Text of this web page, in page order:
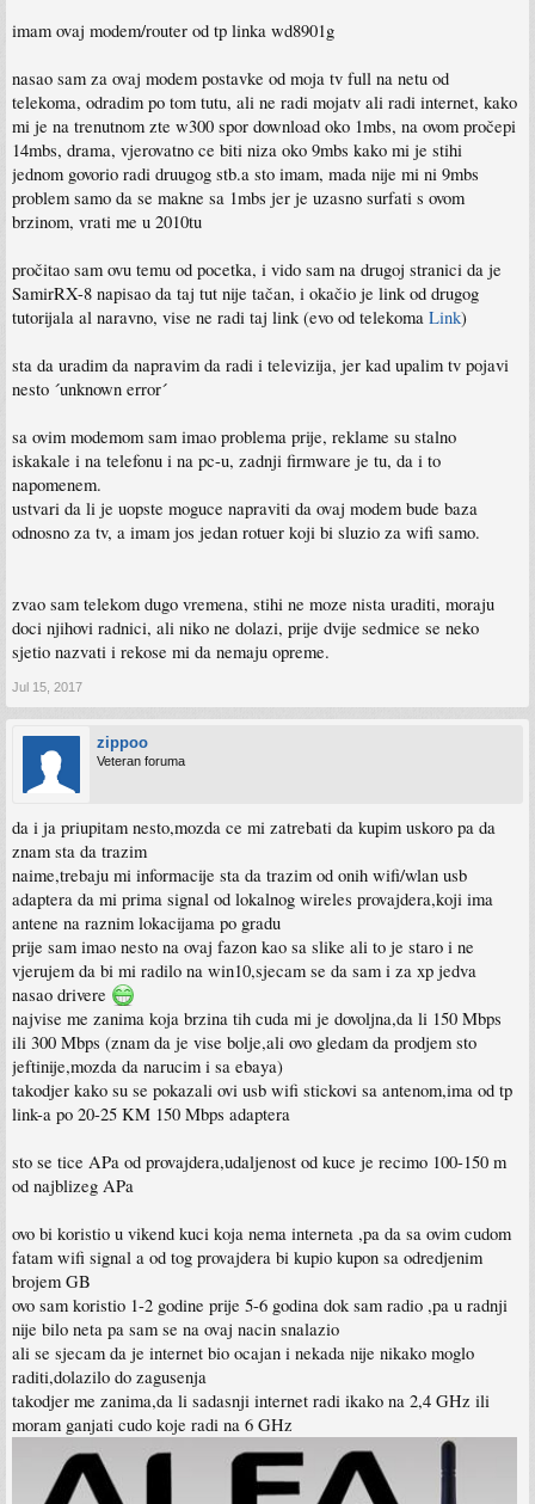
imam ovaj modem/router od tp linka wd8901g
nasao sam za ovaj modem postavke od moja tv full na netu od
telekoma, odradim po tom tutu, ali ne radi mojatv ali radi internet, kako
mi je na trenutnom zte w300 spor download oko 1mbs, na ovom pročepi
14mbs, drama, vjerovatno ce biti niza oko 9mbs kako mi je stihi
jednom govorio radi druugog stb.a sto imam, mada nije mi ni 9mbs
problem samo da se makne sa 1mbs jer je uzasno surfati s ovom
brzinom, vrati me u 2010tu
pročitao sam ovu temu od pocetka, i vido sam na drugoj stranici da je
SamirRX-8 napisao da taj tut nije tačan, i okačio je link od drugog
tutorijala al naravno, vise ne radi taj link (evo od telekoma Link)
sta da uradim da napravim da radi i televizija, jer kad upalim tv pojavi
nesto ´unknown error´
sa ovim modemom sam imao problema prije, reklame su stalno
iskakale i na telefonu i na pc-u, zadnji firmware je tu, da i to
napomenem.
ustvari da li je uopste moguce napraviti da ovaj modem bude baza
odnosno za tv, a imam jos jedan rotuer koji bi sluzio za wifi samo.
zvao sam telekom dugo vremena, stihi ne moze nista uraditi, moraju
doci njihovi radnici, ali niko ne dolazi, prije dvije sedmice se neko
sjetio nazvati i rekose mi da nemaju opreme.
Jul 15, 2017
zippoo
Veteran foruma
da i ja priupitam nesto,mozda ce mi zatrebati da kupim uskoro pa da
znam sta da trazim
naime,trebaju mi informacije sta da trazim od onih wifi/wlan usb
adaptera da mi prima signal od lokalnog wireles provajdera,koji ima
antene na raznim lokacijama po gradu
prije sam imao nesto na ovaj fazon kao sa slike ali to je staro i ne
vjerujem da bi mi radilo na win10,sjecam se da sam i za xp jedva
nasao drivere
najvise me zanima koja brzina tih cuda mi je dovoljna,da li 150 Mbps
ili 300 Mbps (znam da je vise bolje,ali ovo gledam da prodjem sto
jeftinije,mozda da narucim i sa ebaya)
takodjer kako su se pokazali ovi usb wifi stickovi sa antenom,ima od tp
link-a po 20-25 KM 150 Mbps adaptera
sto se tice APa od provajdera,udaljenost od kuce je recimo 100-150 m
od najblizeg APa
ovo bi koristio u vikend kuci koja nema interneta ,pa da sa ovim cudom
fatam wifi signal a od tog provajdera bi kupio kupon sa odredjenim
brojem GB
ovo sam koristio 1-2 godine prije 5-6 godina dok sam radio ,pa u radnji
nije bilo neta pa sam se na ovaj nacin snalazio
ali se sjecam da je internet bio ocajan i nekada nije nikako moglo
raditi,dolazilo do zagusenja
takodjer me zanima,da li sadasnji internet radi ikako na 2,4 GHz ili
moram ganjati cudo koje radi na 6 GHz